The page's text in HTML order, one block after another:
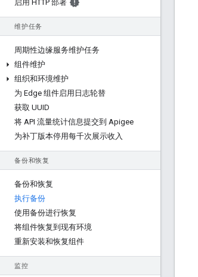
启用 HTTP 部署
维护任务
周期性边缘服务维护任务
组件维护
组织和环境维护
为 Edge 组件启用日志轮替
获取 UUID
将 API 流量统计信息提交到 Apigee
为补丁版本停用每千次展示收入
备份和恢复
备份和恢复
执行备份
使用备份进行恢复
将组件恢复到现有环境
重新安装和恢复组件
监控